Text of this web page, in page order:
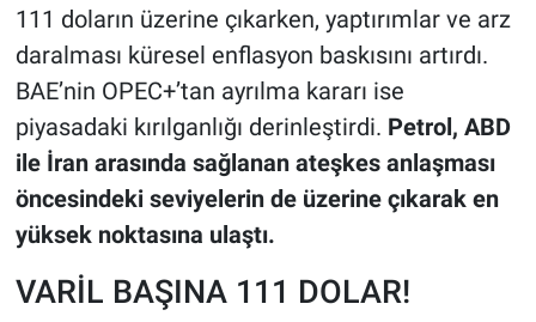
111 doların üzerine çıkarken, yaptırımlar ve arz
daralması küresel enflasyon baskısını artırdı.
BAE’nin OPEC+’tan ayrılma kararı ise
piyasadaki kırılganlığı derinleştirdi. Petrol, ABD
ile İran arasında sağlanan ateşkes anlaşması
öncesindeki seviyelerin de üzerine çıkarak en
yüksek noktasına ulaştı.
VARİL BAŞINA 111 DOLAR!